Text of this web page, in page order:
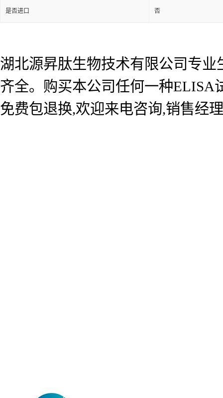
是否进口 否
湖北源昇肽生物技术有限公司专
齐全。购买本公司任何一种ELISA
免费包退换,欢迎来电咨询,销售经